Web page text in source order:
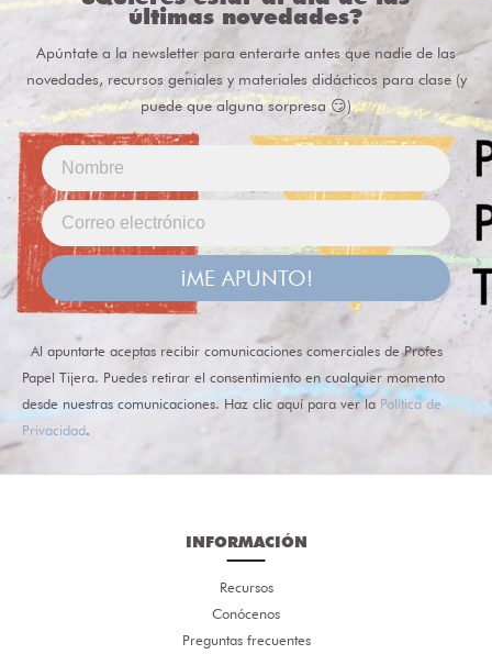
últimas novedades?
Apúntate a la newsletter para enterarte antes que nadie de las
novedades, recursos geniales y materiales didácticos para clase (y
puede que alguna sorpresa 😏)
¡ME APUNTO!
Al apuntarte aceptas recibir comunicaciones comerciales de Profes
Papel Tijera. Puedes retirar el consentimiento en cualquier momento
desde nuestras comunicaciones. Haz clic aquí para ver la Política de
Privacidad.
INFORMACIÓN
Recursos
Conócenos
Preguntas frecuentes